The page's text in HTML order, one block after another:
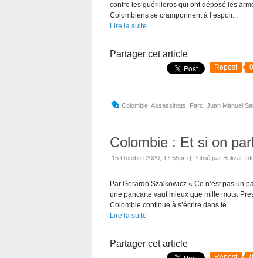
contre les guérilleros qui ont déposé les
Colombiens se cramponnent à l’espoir...
Lire la suite
Partager cet article
Repost 0
Colombie Assassinats Farc Juan Manuel
Colombie : Et si on
15 Octobre 2020, 17:55pm | Publié par Bolivar
Par Gerardo Szalkowicz « Ce n’est pas un
une pancarte vaut mieux que mille mots.
Colombie continue à s’écrire dans le...
Lire la suite
Partager cet article